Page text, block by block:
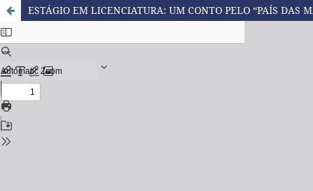
ESTÁGIO EM LICENCIATURA: UM CONTO PELO “PAÍS DAS